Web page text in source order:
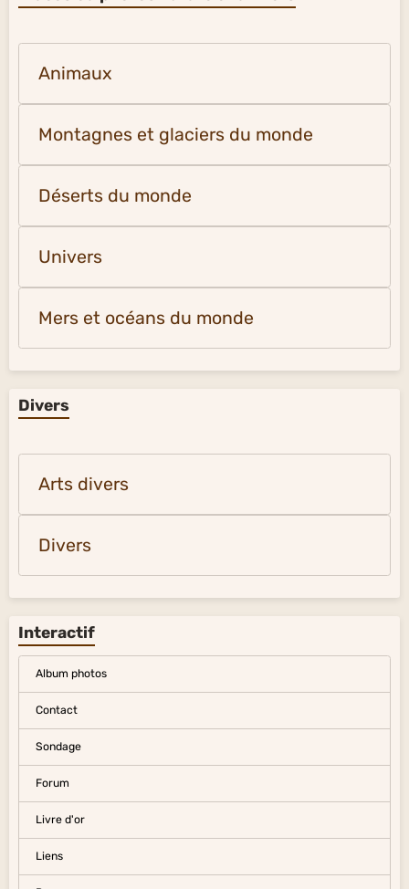
Vidéos ou photos nature et univers
Animaux
Montagnes et glaciers du monde
Déserts du monde
Arts divers
Divers
Interactif